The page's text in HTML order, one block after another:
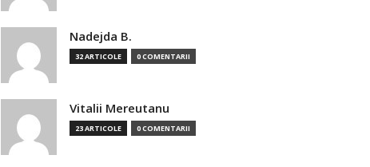
Nadejda B.
32 ARTICOLE 0 COMENTARII
Vitalii Mereutanu
23 ARTICOLE 0 COMENTARII